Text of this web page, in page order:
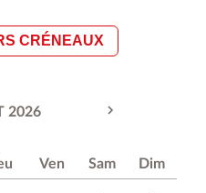
CRÉNEAUX
2026
Ven Sam Dim